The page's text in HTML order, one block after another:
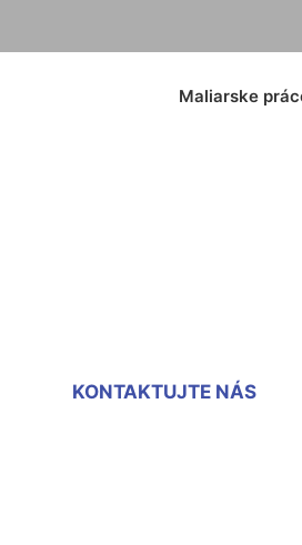
Maliarske
KONTAKTUJTE NÁS